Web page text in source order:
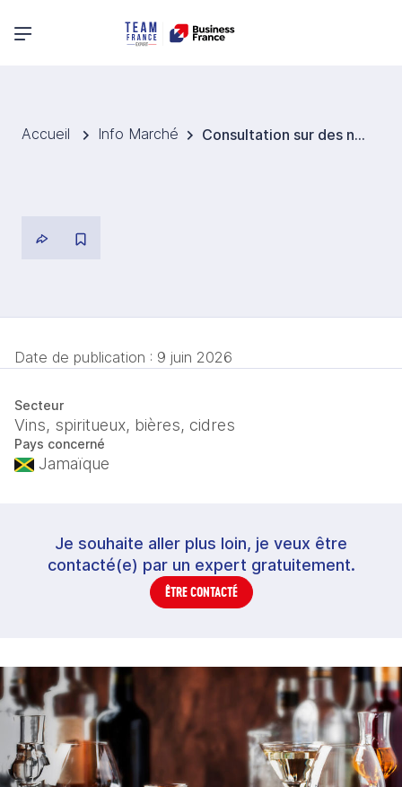
Menu principal
Accueil Info Marché Consultation sur des normes pour les boissons alcoolisées
Date de publication : 9 juin 2026
Secteur
Vins, spiritueux, bières, cidres
Pays concerné
Jamaïque
Je souhaite aller plus loin, je veux être
contacté(e) par un expert gratuitement.
ÊTRE CONTACTÉ